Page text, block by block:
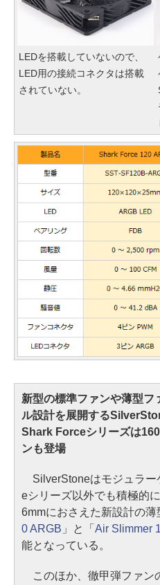
LEDを搭載していないので、
LED用の接続コネクタは搭載
されていない。
新型の標準ファンや薄型フ
ル設計を展開する
Shark Forceシリーズは
ンも登場
SilverStoneはモジュラー
eシリーズ以外でも積極的
6mmにおさえた新設計の薄
0 ARGB 」と「 Air Slimmer
能となっている。
このほか、徹甲弾ファン